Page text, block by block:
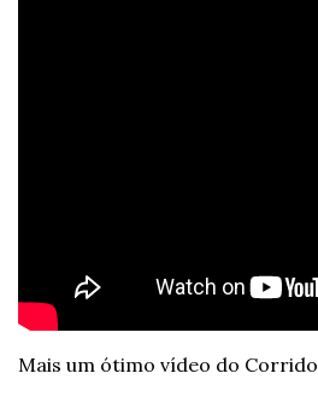
Mais um ótimo vídeo do